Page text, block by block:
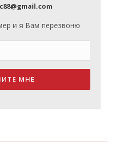
и я Вам перезвоню
МНЕ